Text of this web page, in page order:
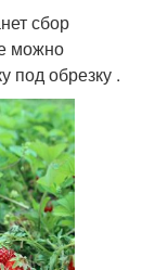
сбор
можно
под обрезку .